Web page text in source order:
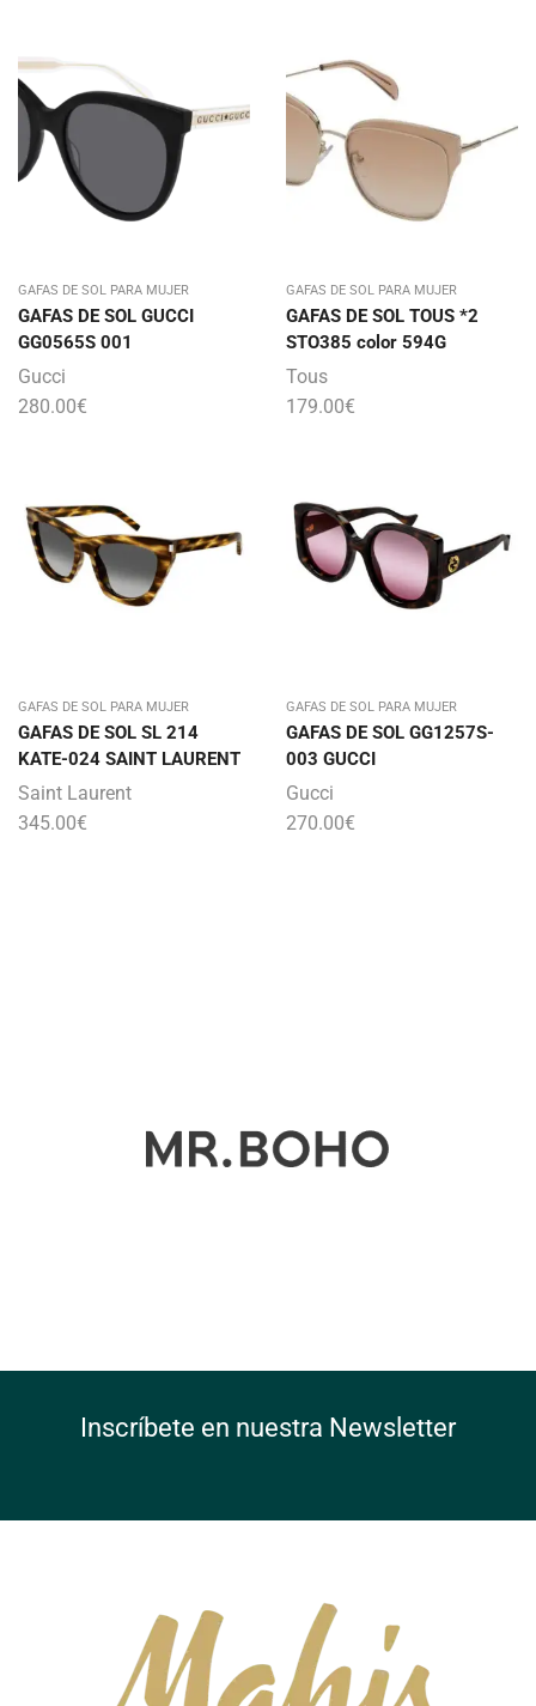
GAFAS DE SOL PARA MUJER
GAFAS DE SOL GUCCI
GG0565S 001
Gucci
280.00€
GAFAS DE SOL PARA MUJER
GAFAS DE SOL TOUS *2
STO385 color 594G
Tous
179.00€
GAFAS DE SOL PARA MUJER
GAFAS DE SOL SL 214
KATE-024 SAINT LAURENT
Saint Laurent
345.00€
GAFAS DE SOL PARA MUJER
GAFAS DE SOL GG1257S-
003 GUCCI
Gucci
270.00€
Inscríbete en nuestra Newsletter